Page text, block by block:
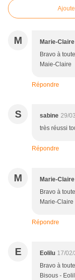
M Marie-Claire
Bravo à
Maie-Claire
Répondre
S sabine 29/
très réussi
Répondre
M Marie-Claire
Bravo à
Marie-Claire
Répondre
E Eolilu 17/
Bravo à
Bisous -